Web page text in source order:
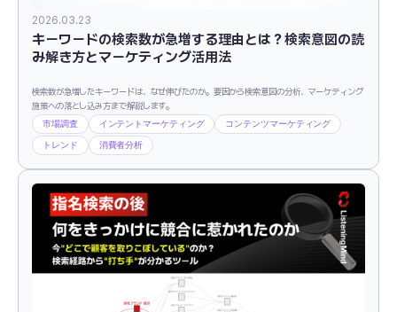
2026.03.23
キーワードの検索数が急増する理由とは？検索意図の読
み解き方とマーケティング活用法
検索数が急増したキーワードは、なぜ伸びたのか。要因から検索意図の分析、マーケティング
施策への落とし込み方まで解説します。
市場調査 インテントマーケティング コンテンツマーケティング
トレンド 消費者分析